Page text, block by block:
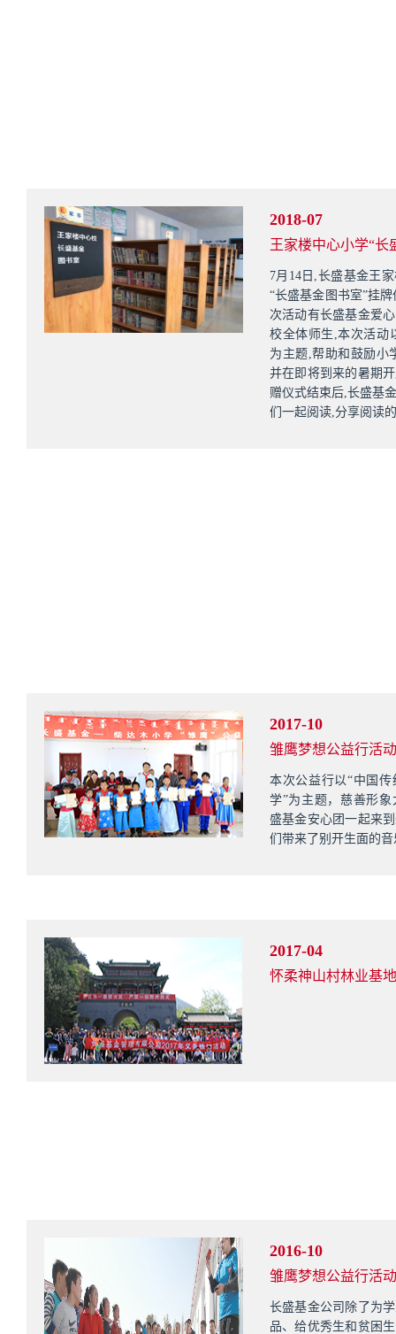
2018-07
王家楼中心小学“长
7月14日,长盛基金王
“长盛基金图书室”挂
次活动有长盛基金爱
校全体师生,本次活动
为主题,帮助和鼓励小
并在即将到来的暑期
赠仪式结束后,长盛基
们一起阅读,分享阅读
2017-10
雏鹰梦想公益行活
本次公益行以“中国
学”为主题，慈善形
盛基金安心团一起来
们带来了别开生面的
2017-04
怀柔神山村林业基
2016-10
雏鹰梦想公益行活
长盛基金公司除了为
品、给优秀生和贫困